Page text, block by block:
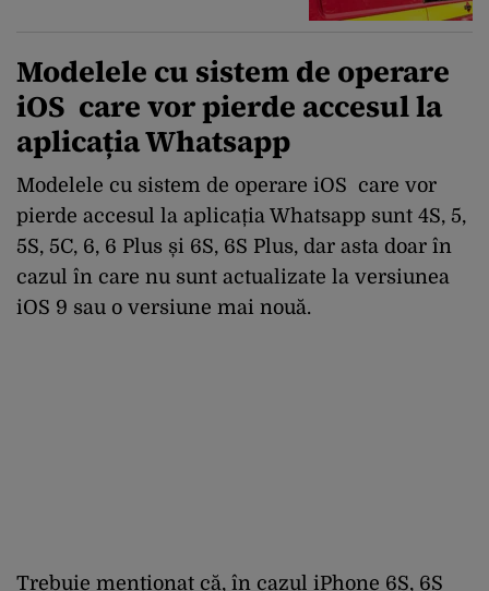
Modelele cu sistem de operare
iOS care vor pierde accesul la
aplicația Whatsapp
Modelele cu sistem de operare iOS care vor
pierde accesul la aplicația Whatsapp sunt 4S, 5,
5S, 5C, 6, 6 Plus și 6S, 6S Plus, dar asta doar în
cazul în care nu sunt actualizate la versiunea
iOS 9 sau o versiune mai nouă.
Trebuie menționat că, în cazul iPhone 6S, 6S